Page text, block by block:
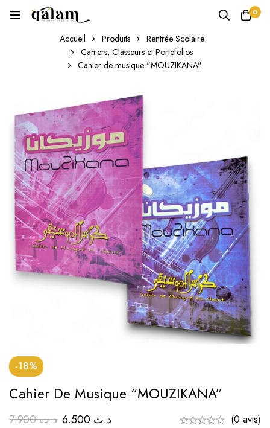
0
Accueil Produits
Rentrée Scolaire
Cahiers, Classeurs et Portefolios
Cahier de musique "MOUZIKANA"
-18%
Cahier De Musique “MOUZIKANA”
د.ت7.900 د.ت (0 avis)